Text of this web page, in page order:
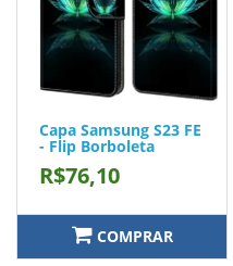
Capa Samsung S23 FE
- Flip Borboleta
R$76,10
COMPRAR